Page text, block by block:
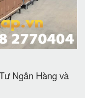
Ngân Hàng và